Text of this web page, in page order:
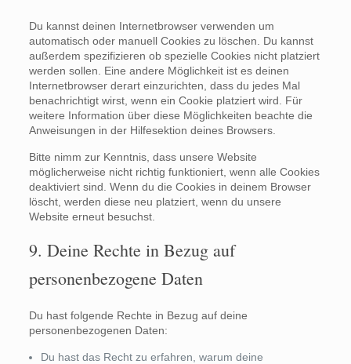
Du kannst deinen Internetbrowser verwenden um
automatisch oder manuell Cookies zu löschen. Du kannst
außerdem spezifizieren ob spezielle Cookies nicht platziert
werden sollen. Eine andere Möglichkeit ist es deinen
Internetbrowser derart einzurichten, dass du jedes Mal
benachrichtigt wirst, wenn ein Cookie platziert wird. Für
weitere Information über diese Möglichkeiten beachte die
Anweisungen in der Hilfesektion deines Browsers.
Bitte nimm zur Kenntnis, dass unsere Website
möglicherweise nicht richtig funktioniert, wenn alle Cookies
deaktiviert sind. Wenn du die Cookies in deinem Browser
löscht, werden diese neu platziert, wenn du unsere
Website erneut besuchst.
9. Deine Rechte in Bezug auf
personenbezogene Daten
Du hast folgende Rechte in Bezug auf deine
personenbezogenen Daten:
Du hast das Recht zu erfahren, warum deine